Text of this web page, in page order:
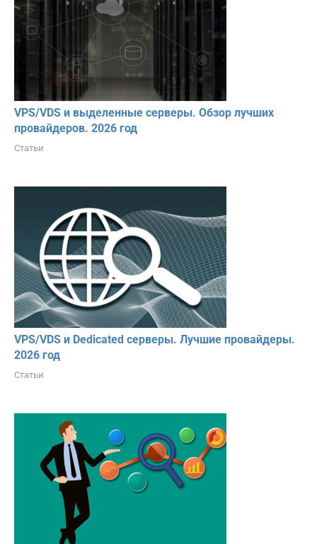
VPS/VDS и выделенные серверы. Обзор лучших
провайдеров. 2026 год
Статьи
VPS/VDS и Dedicated серверы. Лучшие провайдеры.
2026 год
Статьи